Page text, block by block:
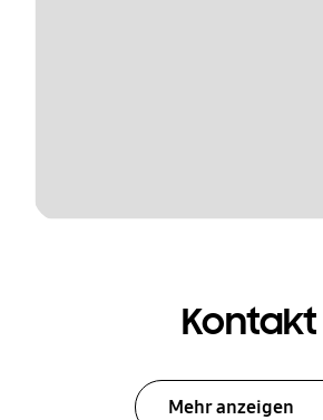
Kontakt
Mehr anzeigen